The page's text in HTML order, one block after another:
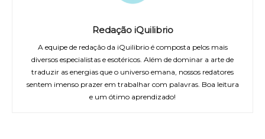
Redação iQuilibrio
A equipe de redação da iQuilibrio é composta pelos mais
diversos especialistas e esotéricos. Além de dominar a arte de
traduzir as energias que o universo emana, nossos redatores
sentem imenso prazer em trabalhar com palavras. Boa leitura
e um ótimo aprendizado!